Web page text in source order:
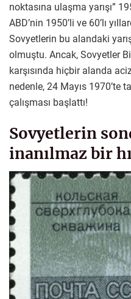
noktasına ulaşma yarışı”
ABD’nin 1950’li ve 60’lı
Sovyetlerin bu alandaki
olmuştu. Ancak, Sovyetler
karşısında hiçbir alanda
nedenle, 24 Mayıs 1970’te
çalışması başlattı!
Sovyetlerin
inanılmaz bir